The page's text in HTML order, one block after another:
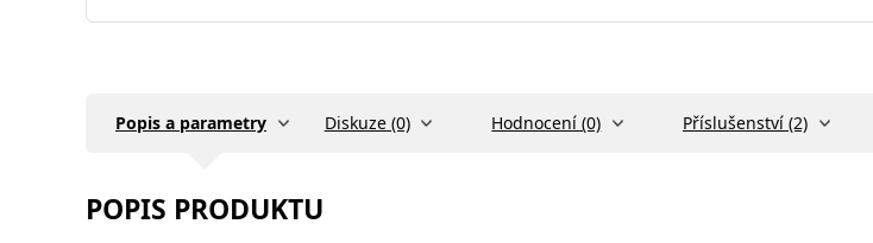
Popis a parametry Diskuze (0) Hodnocení (0) Příslušenství (2)
POPIS PRODUKTU